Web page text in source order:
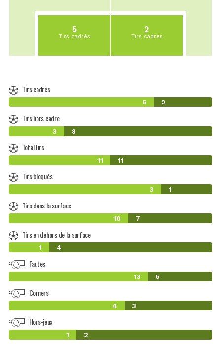
5
Tirs cadrés
2
Tirs cadrés
Tirs cadrés
5 2
Tirs hors cadre
3 8
Total tirs
11 11
Tirs bloqués
3 1
Tirs dans la surface
10 7
Tirs en dehors de la surface
1 4
Fautes
13 6
Corners
4 3
Hors-jeux
1 2